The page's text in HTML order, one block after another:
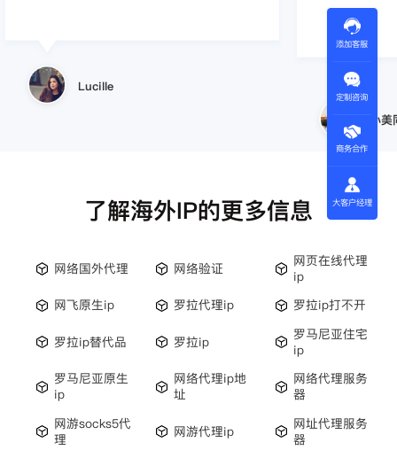
Lucille
小
了解海外IP的更多信息
网络国外代理 网络验证
网页在线代理
ip
网飞原生ip
罗拉代理ip 罗拉ip打不开
罗拉ip替代品 罗拉ip
罗马尼亚住宅
ip
罗马尼亚原生
ip
网络代理ip地
址
网络代理服务
器
网游socks5代
理
网游代理ip
网址代理服务
器
添加客服
定制咨询
商务合作
大客户经理